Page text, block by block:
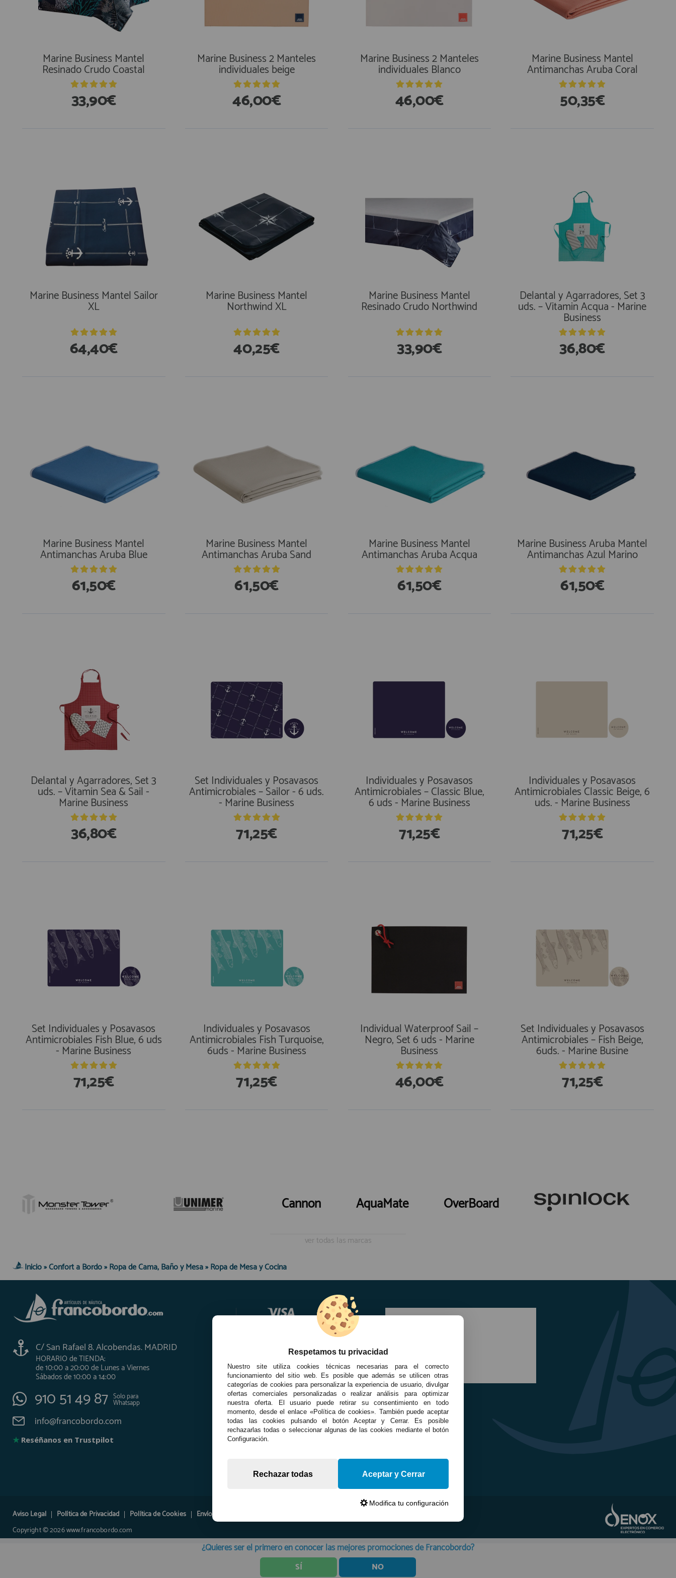
Equipo Personal
Kayaks
Libros
Mantenimiento y Limpieza
Motonautica
Tiempo Libre
Submarinismo
AFILIADOS
910 60 71 03
HORARIO de TIENDA:
de 10:00 a 20:00 de Lunes a Viernes
Sábados de 10:00 a 14:00
Marine Business Mantel
Resinado Crudo Coastal
33,90€
Marine Business 2 Manteles
individuales beige
46,00€
Marine Business 2 Manteles
individuales Blanco
46,00€
Marine Business Mantel
Antimanchas Aruba Coral
50,35€
Marine Business Mantel Sailor
XL
64,40€
Marine Business Mantel
Northwind XL
40,25€
Marine Business Mantel
Resinado Crudo Northwind
33,90€
Delantal y Agarradores, Set 3
uds. – Vitamin Acqua - Marine
Business
36,80€
Marine Business Mantel
Antimanchas Aruba Blue
61,50€
Marine Business Mantel
Antimanchas Aruba Sand
61,50€
Marine Business Mantel
Antimanchas Aruba Acqua
61,50€
Marine Business Aruba Mantel
Antimanchas Azul Marino
61,50€
Delantal y Agarradores, Set 3
uds. – Vitamin Sea & Sail -
Marine Business
36,80€
Set Individuales y Posavasos
Antimicrobiales – Sailor - 6 uds.
- Marine Business
71,25€
Individuales y Posavasos
Antimicrobiales – Classic Blue,
6 uds - Marine Business
71,25€
Individuales y Posavasos
Antimicrobiales Classic Beige, 6
uds. - Marine Business
71,25€
Set Individuales y Posavasos
Antimicrobiales Fish Blue, 6 uds
- Marine Business
71,25€
Individuales y Posavasos
Antimicrobiales Fish Turquoise,
6uds - Marine Business
71,25€
Individual Waterproof Sail –
Negro, Set 6 uds - Marine
Business
46,00€
Set Individuales y Posavasos
Antimicrobiales – Fish Beige,
6uds. - Marine Busine
71,25€
Cannon AquaMate OverBoard
ver todas las marcas
Inicio»Confort a Bordo» Ropa de Cama, Baño y Mesa» Ropa de Mesa y Cocina
C/ San Rafael 8. Alcobendas. MADRID
HORARIO de TIENDA:
de 10:00 a 20:00 de Lunes a Viernes
Sábados de 10:00 a 14:00
910 51 49 87 Solo para
Whatsapp
info@francobordo.com
★Reséñanos en Trustpilot
Aviso Legal Política de Privacidad Política de Cookies Envíos y Devoluciones
Copyright © 2026 www.francobordo.com
Respetamos tu privacidad
Nuestro site utiliza cookies técnicas necesarias para el correcto
funcionamiento del sitio web. Es posible que además se utilicen otras
categorías de cookies para personalizar la experiencia de usuario, divulgar
ofertas comerciales personalizadas o realizar análisis para optimizar
nuestra oferta. El usuario puede retirar su consentimiento en todo
momento, desde el enlace «Política de cookies». También puede aceptar
todas las cookies pulsando el botón Aceptar y Cerrar. Es posible
rechazarlas todas o seleccionar algunas de las cookies mediante el botón
Configuración.
Rechazar todas Aceptar y Cerrar
Modifica tu configuración
¿Quieres ser el primero en conocer las mejores promociones de Francobordo?
SÍ NO